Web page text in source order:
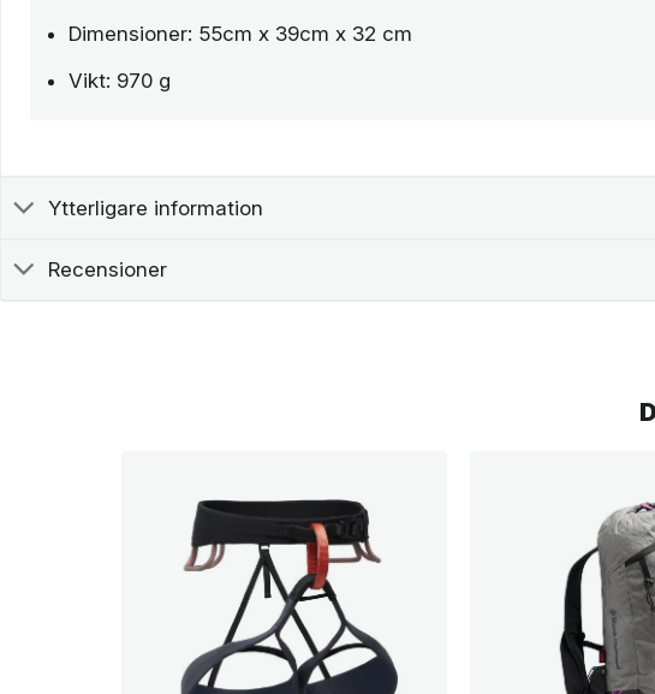
Dimensioner: 55cm x 39cm x 32 cm
Vikt: 970 g
Ytterligare information
Recensioner